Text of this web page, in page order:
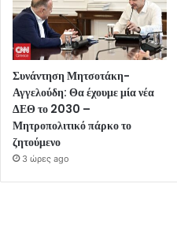
Συνάντηση Μητσοτάκη-
Αγγελούδη: Θα έχουμε μία νέα
ΔΕΘ το 2030 –
Μητροπολιτικό πάρκο το
ζητούμενο
3 ώρες ago